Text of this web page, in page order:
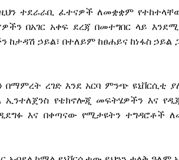
ተደራራቢ ፈተናዎች ለመቋቋም
በአገር አቀፍ ደረጃ በመተግበር ላይ
ከታዳሽ ኃይል፣ በተለይም ከፀሐይና ከነፋስ ኃይል
በማምረት ረገድ እንደ አርባ ምንጭ ዩኒቨርሲቲ
ኢንተለጀንስ የቴክኖሎጂ መፍትሄዎችን እና
እና በቀጣናው የሚታዩትን ተግዳሮቶች